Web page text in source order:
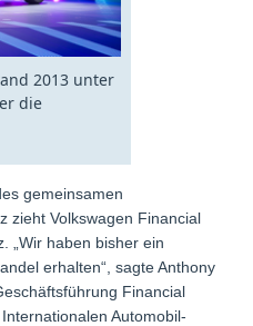
2013 unter
die
gemeinsamen
zieht Volkswagen Financial
„Wir haben bisher ein
erhalten“, sagte Anthony
Financial
Automobil-